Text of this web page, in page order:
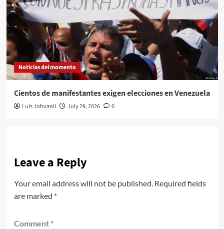
Noticias del momento
Cientos de manifestantes exigen elecciones en Venezuela
Luis Johvanil July 29, 2026 0
Leave a Reply
Your email address will not be published. Required fields
are marked *
Comment *